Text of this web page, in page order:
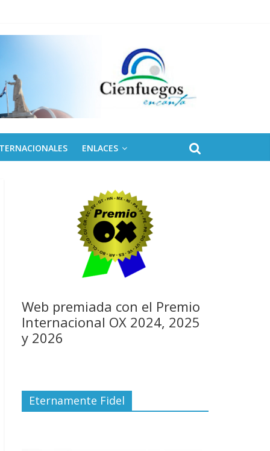
ENLACES
Web premiada con el Premio
Internacional OX 2024, 2025
y 2026
Eternamente Fidel